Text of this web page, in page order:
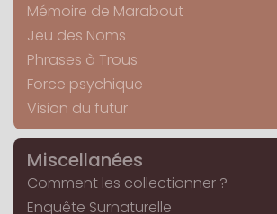
Mémoire de Marabout
Jeu des Noms
Phrases à Trous
Force psychique
Vision du futur
Miscellanées
Comment les collectionner ?
Enquête Surnaturelle